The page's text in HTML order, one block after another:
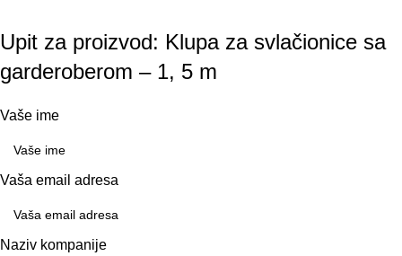
Upit za proizvod: Klupa za svlačionice sa
garderoberom – 1, 5 m
Vaše ime
Vaša email adresa
Naziv kompanije